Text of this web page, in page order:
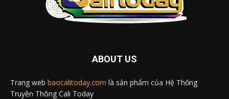
ABOUT US
Trang web baocalitoday.com là sản phẩm của Hệ Thống
Truyền Thông Cali Today